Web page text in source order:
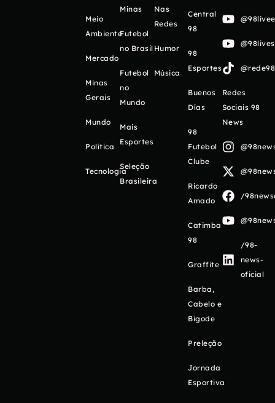
Meio
Ambiente
Mercado
Minas
Gerais
Mundo
Política
Tecnologia
Minas
Futebol
no Brasil
Futebol
no
Mundo
Mais
Esportes
Seleção
Brasileira
Nas
Redes
Humor
Música
Central
98
98
Esportes
Buenos
Días
98
Futebol
Clube
Ricardo
Amado
Catimba
98
Graffite
Barba,
Cabelo e
Bigode
Preleção
Jornada
Esportiva
Redes
Sociais 98
News
/
/98-
news-
oficial